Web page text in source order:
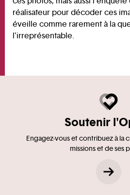
réalisateur pour décoder ces
éveille comme rarement à la
l'irreprésentable.
Soutenir
Engagez-vous et contribuez à la
missions et de ses